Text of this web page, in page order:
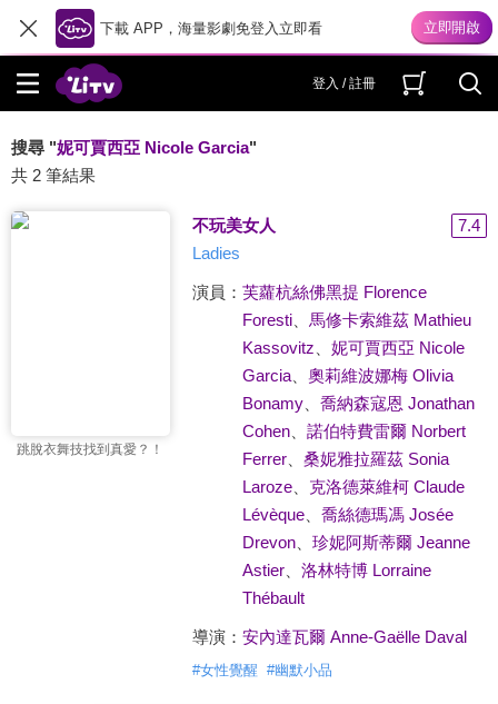
下載 APP，海量影劇免登入立即看
登入 / 註冊
搜尋 "妮可賈西亞 Nicole Garcia"
共 2 筆結果
跳脫衣舞技找到真愛？！
不玩美女人
7.4
Ladies
演員： 芙蘿杭絲佛黑提 Florence
Foresti、 馬修卡索維茲 Mathieu
Kassovitz
妮可賈西亞 Nicole
Garcia、 奧莉維波娜梅 Olivia
Bonamy、 喬納森寇恩 Jonathan
Cohen、 諾伯特費雷爾 Norbert
Ferrer、 桑妮雅拉羅茲 Sonia
Laroze、 克洛德萊維柯 Claude
Lévèque、 喬絲德瑪馮 Josée
Drevon、 珍妮阿斯蒂爾 Jeanne
Astier、 洛林特博 Lorraine
Thébault
導演： 安內達瓦爾 Anne-Gaëlle Daval
#女性覺醒 #幽默小品